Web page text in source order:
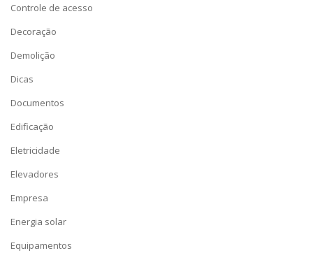
Controle de acesso
Decoração
Demolição
Dicas
Documentos
Edificação
Eletricidade
Elevadores
Empresa
Energia solar
Equipamentos